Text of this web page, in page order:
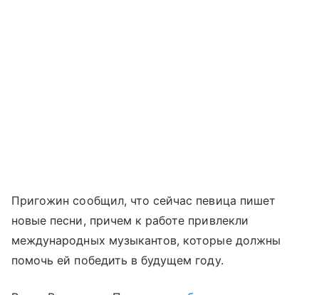
Пригожин сообщил, что сейчас певица пишет
новые песни, причем к работе привлекли
международных музыкантов, которые должны
помочь ей победить в будущем году.